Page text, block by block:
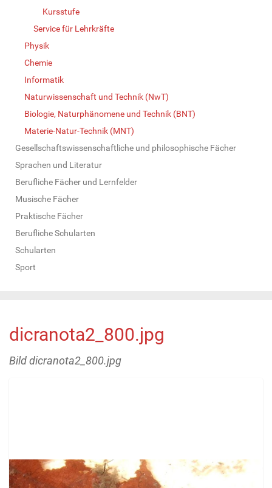
Kursstufe
Service für Lehrkräfte
Physik
Chemie
Informatik
Naturwissenschaft und Technik (NwT)
Biologie, Naturphänomene und Technik (BNT)
Materie-Natur-Technik (MNT)
Gesellschaftswissenschaftliche und philosophische Fächer
Sprachen und Literatur
Berufliche Fächer und Lernfelder
Musische Fächer
Praktische Fächer
Berufliche Schularten
Schularten
Sport
dicranota2_800.jpg
Bild dicranota2_800.jpg